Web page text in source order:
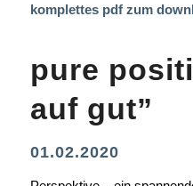
komplettes pdf zum
pure
auf gut”
01.02.2020